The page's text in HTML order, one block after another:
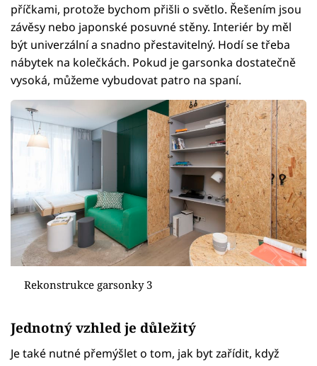
příčkami, protože bychom přišli o světlo. Řešením jsou
závěsy nebo japonské posuvné stěny. Interiér by měl
být univerzální a snadno přestavitelný. Hodí se třeba
nábytek na kolečkách. Pokud je garsonka dostatečně
vysoká, můžeme vybudovat patro na spaní.
Rekonstrukce garsonky 3
Jednotný vzhled je důležitý
Je také nutné přemýšlet o tom, jak byt zařídit, když